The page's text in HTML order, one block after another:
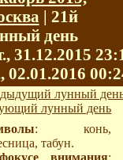
| 21й
день
31.12.2015
02.01.2016
лунный
лунный день
: конь,
табун.
фокусе внимания: